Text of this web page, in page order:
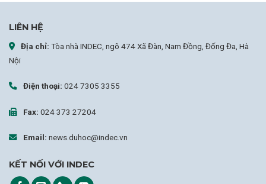
LIÊN HỆ
Địa chỉ: Tòa nhà INDEC, ngõ 474 Xã Đàn, Nam Đồng, Đống Đa, Hà
Nội
Điện thoại: 024 7305 3355
Fax: 024 373 27204
Email: news.duhoc@indec.vn
KẾT NỐI VỚI INDEC